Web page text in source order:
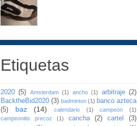
Etiquetas
2020 (5) Amsterdam (1) ancho (1) arbitraje (2)
BacktheBid2020 (3) badminton (1) banco azteca
(5)
baz (14) calendario (1) campeón
(1)
campeonitis precoz
(1) cancha (2) cartel (3)